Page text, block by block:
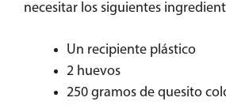
necesitar los siguientes
Un recipiente plástico
2 huevos
250 gramos de quesito